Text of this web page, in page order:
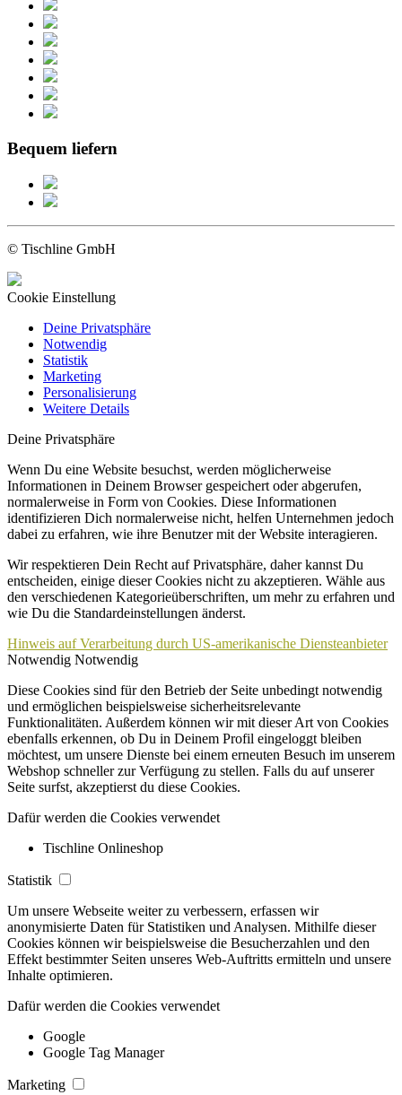
Bequem liefern
© Tischline GmbH
Cookie Einstellung
Deine Privatsphäre
Notwendig
Statistik
Marketing
Personalisierung
Weitere Details
Deine Privatsphäre
Wenn Du eine Website besuchst, werden möglicherweise
Informationen in Deinem Browser gespeichert oder abgerufen,
normalerweise in Form von Cookies. Diese Informationen
identifizieren Dich normalerweise nicht, helfen Unternehmen jedoch
dabei zu erfahren, wie ihre Benutzer mit der Website interagieren.
Wir respektieren Dein Recht auf Privatsphäre, daher kannst Du
entscheiden, einige dieser Cookies nicht zu akzeptieren. Wähle aus
den verschiedenen Kategorieüberschriften, um mehr zu erfahren und
wie Du die Standardeinstellungen änderst.
Hinweis auf Verarbeitung durch US-amerikanische Diensteanbieter
Notwendig Notwendig
Diese Cookies sind für den Betrieb der Seite unbedingt notwendig
und ermöglichen beispielsweise sicherheitsrelevante
Funktionalitäten. Außerdem können wir mit dieser Art von Cookies
ebenfalls erkennen, ob Du in Deinem Profil eingeloggt bleiben
möchtest, um unsere Dienste bei einem erneuten Besuch im unserem
Webshop schneller zur Verfügung zu stellen. Falls du auf unserer
Seite surfst, akzeptierst du diese Cookies.
Dafür werden die Cookies verwendet
Tischline Onlineshop
Statistik
Um unsere Webseite weiter zu verbessern, erfassen wir
anonymisierte Daten für Statistiken und Analysen. Mithilfe dieser
Cookies können wir beispielsweise die Besucherzahlen und den
Effekt bestimmter Seiten unseres Web-Auftritts ermitteln und unsere
Inhalte optimieren.
Dafür werden die Cookies verwendet
Google
Google Tag Manager
Marketing